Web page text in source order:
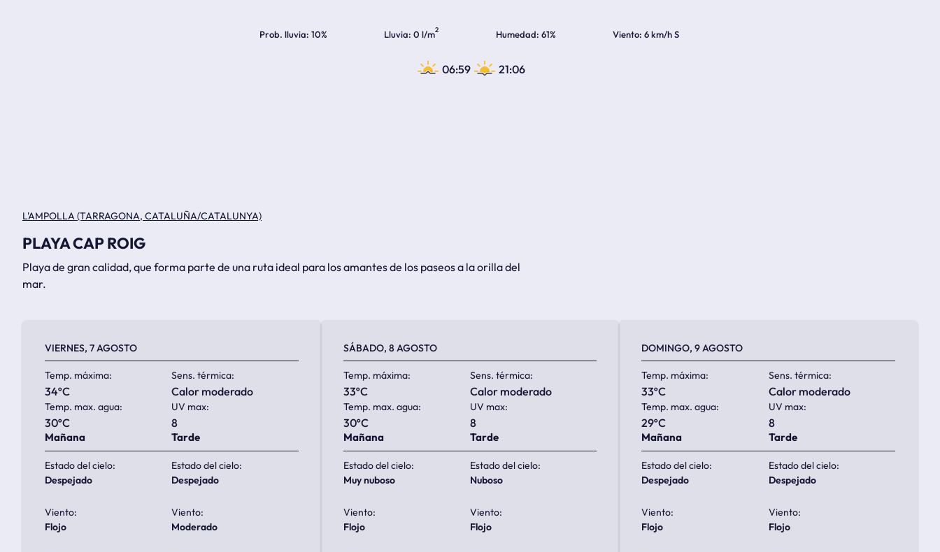
Prob. lluvia 10% Lluvia 0 l/m2 Humedad 61% Viento 6 km/h S
06:59 21:06
L'AMPOLLA (TARRAGONA, CATALUÑA/CATALUNYA)
PLAYA CAP ROIG
Playa de gran calidad, que forma parte de una ruta ideal para los amantes de los paseos a la orilla del
mar.
VIERNES, 7 AGOSTO
Temp. máxima:
34ºC
Sens. térmica:
calor moderado
Temp. max. agua:
30ºC
UV max:
8
Mañana
Estado del cielo:
despejado
Viento:
flojo
Tarde
Estado del cielo:
despejado
Viento:
moderado
SÁBADO, 8 AGOSTO
Temp. máxima:
33ºC
Sens. térmica:
calor moderado
Temp. max. agua:
30ºC
UV max:
8
Mañana
Estado del cielo:
muy nuboso
Viento:
flojo
Tarde
Estado del cielo:
nuboso
Viento:
flojo
DOMINGO, 9 AGOSTO
Temp. máxima:
33ºC
Sens. térmica:
calor moderado
Temp. max. agua:
29ºC
UV max:
8
Mañana
Estado del cielo:
despejado
Viento:
flojo
Tarde
Estado del cielo:
despejado
Viento:
flojo